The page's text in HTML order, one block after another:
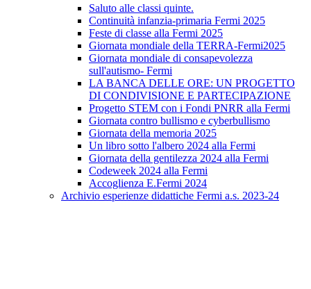
Saluto alle classi quinte.
Continuità infanzia-primaria Fermi 2025
Feste di classe alla Fermi 2025
Giornata mondiale della TERRA-Fermi2025
Giornata mondiale di consapevolezza
sull'autismo- Fermi
LA BANCA DELLE ORE: UN PROGETTO
DI CONDIVISIONE E PARTECIPAZIONE
Progetto STEM con i Fondi PNRR alla Fermi
Giornata contro bullismo e cyberbullismo
Giornata della memoria 2025
Un libro sotto l'albero 2024 alla Fermi
Giornata della gentilezza 2024 alla Fermi
Codeweek 2024 alla Fermi
Accoglienza E.Fermi 2024
Archivio esperienze didattiche Fermi a.s. 2023-24